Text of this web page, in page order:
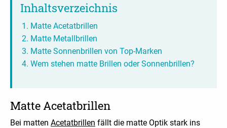
Inhaltsverzeichnis
Matte Acetatbrillen
Matte Metallbrillen
Matte Sonnenbrillen von Top-Marken
Wem stehen matte Brillen oder Sonnenbrillen?
Matte Acetatbrillen
Bei matten Acetatbrillen fällt die matte Optik stark ins